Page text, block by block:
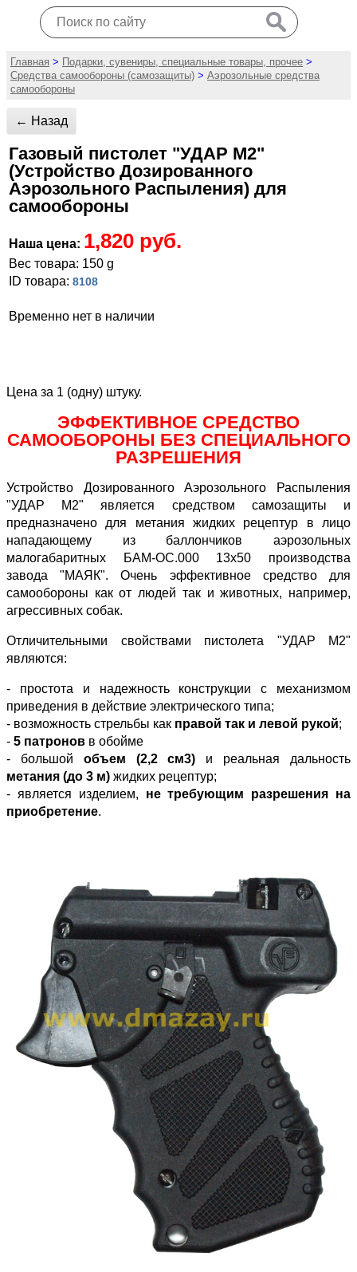
Главная > Подарки, сувениры, специальные товары, прочее >
Средства самообороны (самозащиты) > Аэрозольные средства
самообороны
← Назад
Газовый пистолет "УДАР М2"
(Устройство Дозированного
Аэрозольного Распыления) для
самообороны
Наша цена: 1,820 руб.
Вес товара: 150 g
ID товара: 8108
Временно нет в наличии
Цена за 1 (одну) штуку.
ЭФФЕКТИВНОЕ СРЕДСТВО
САМООБОРОНЫ БЕЗ СПЕЦИАЛЬНОГО
РАЗРЕШЕНИЯ
Устройство Дозированного Аэрозольного Распыления
"УДАР М2" является средством самозащиты и
предназначено для метания жидких рецептур в лицо
нападающему из баллончиков аэрозольных
малогабаритных БАМ-ОС.000 13х50 производства
завода "МАЯК". Очень эффективное средство для
самообороны как от людей так и животных, например,
агрессивных собак.
Отличительными свойствами пистолета "УДАР М2"
являются:
- простота и надежность конструкции с механизмом
приведения в действие электрического типа;
- возможность стрельбы как правой так и левой рукой;
- 5 патронов в обойме
- большой объем (2,2 см3) и реальная дальность
метания (до 3 м) жидких рецептур;
- является изделием, не требующим разрешения на
приобретение.